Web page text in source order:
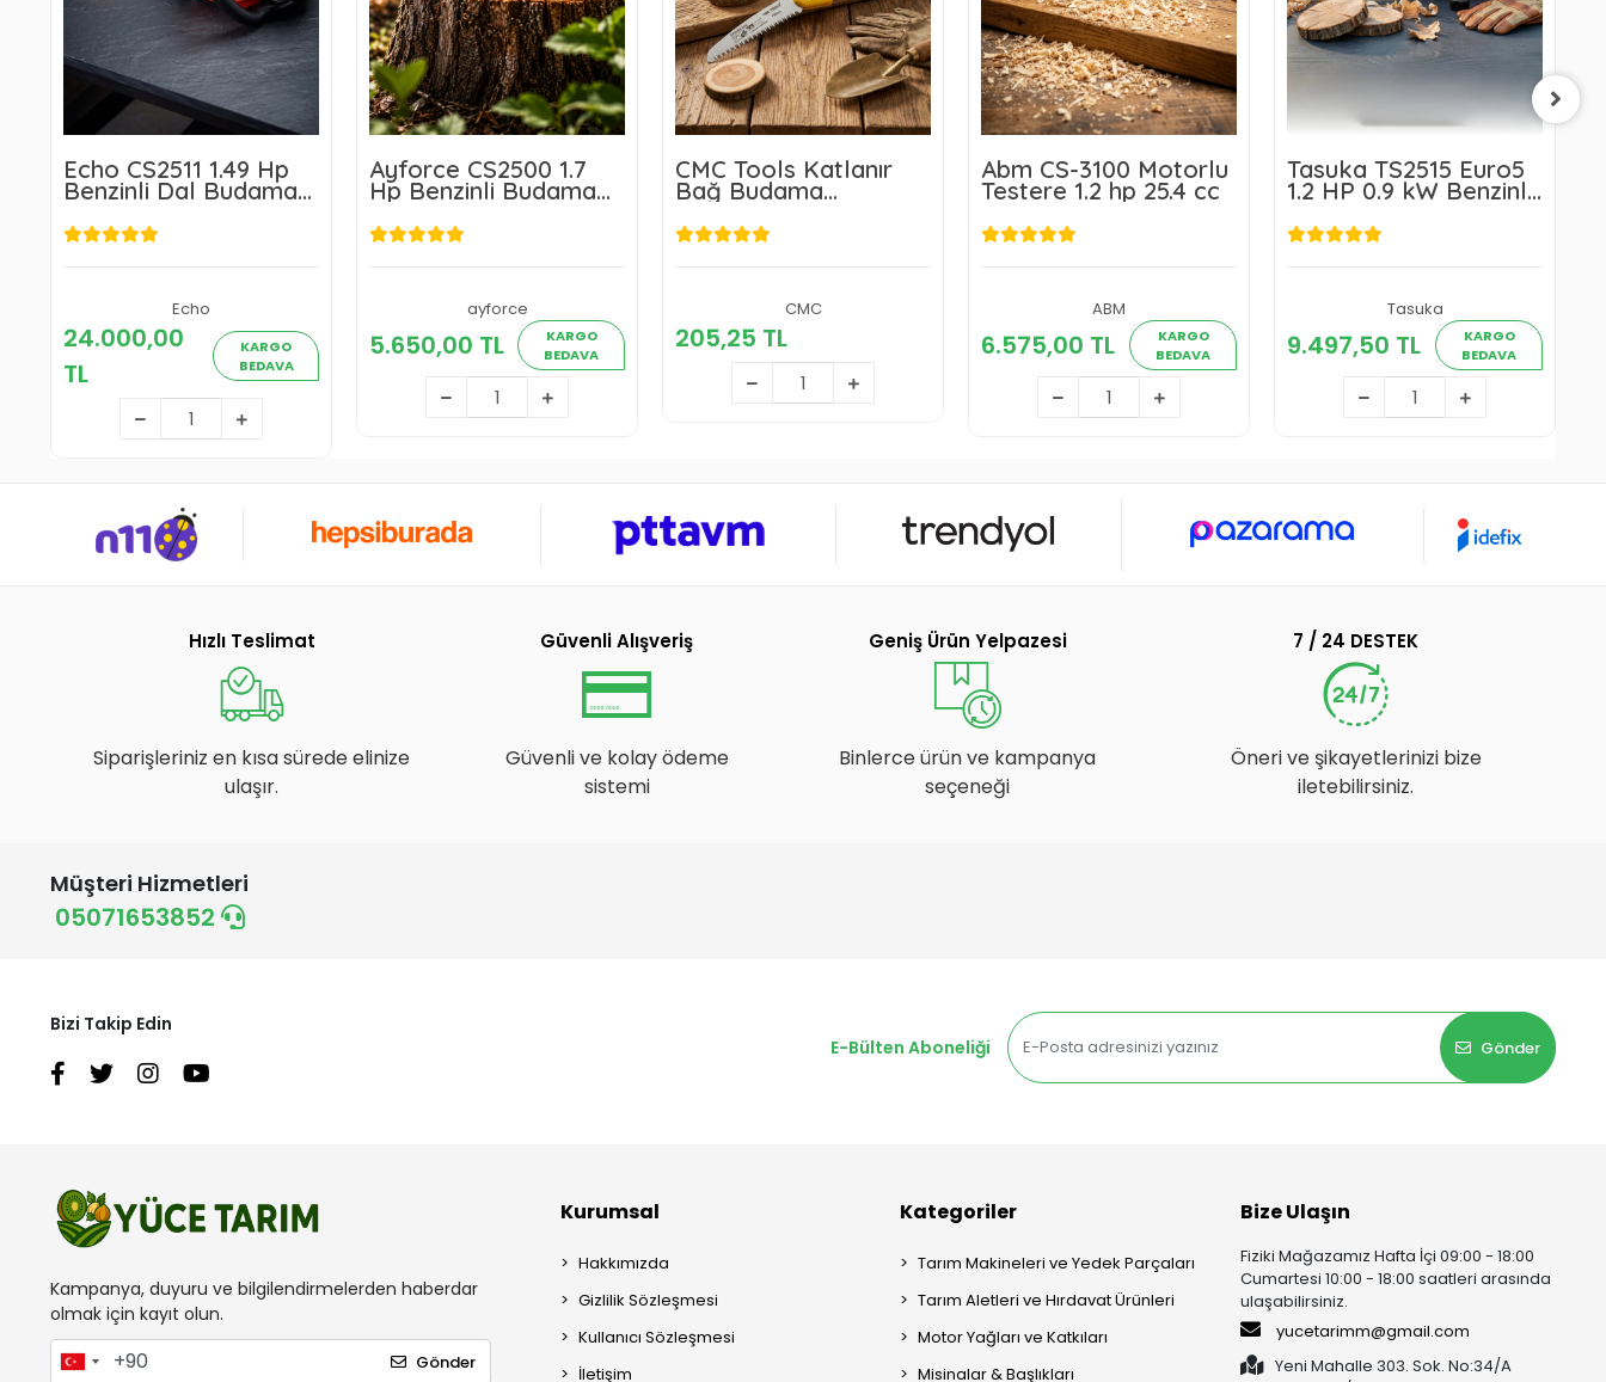
Echo CS2511 1.49 Hp
Benzinli Dal Budama
Echo
24.000,00
TL
KARGO
BEDAVA
24.000,00 TL
Sepete Ekle
Ayforce CS2500 1.7
Hp Benzinli Budama
Testeresi
ayforce
5.650,00 TL
KARGO
BEDAVA
5.650,00 TL
Sepete Ekle
CMC Tools Katlanır
Bağ Budama
Testeresi
CMC
205,25 TL
205,25 TL
Sepete Ekle
Abm CS-3100 Motorlu
Testere 1.2 hp 25.4 cc
ABM
6.575,00 TL
KARGO
BEDAVA
6.575,00 TL
Sepete Ekle
Tasuka TS2515 Euro5
1.2 HP 0.9 kW Benzinli
Tasuka
9.497,50 TL
KARGO
BEDAVA
9.497,50 TL
Sepete Ekle
Hızlı Teslimat
Siparişleriniz en kısa sürede elinize
ulaşır.
Güvenli Alışveriş
Güvenli ve kolay ödeme
sistemi
Geniş Ürün Yelpazesi
Binlerce ürün ve kampanya
seçeneği
7 / 24 DESTEK
Öneri ve şikayetlerinizi bize
iletebilirsiniz.
Müşteri Hizmetleri
05071653852
Bizi Takip Edin
E-Bülten Aboneliği
Gönder
Kampanya, duyuru ve bilgilendirmelerden haberdar
olmak için kayıt olun.
Gönder
Kurumsal
Hakkımızda
Gizlilik Sözleşmesi
Kullanıcı Sözleşmesi
İletişim
Kategoriler
Tarım Makineleri ve Yedek Parçaları
Tarım Aletleri ve Hırdavat Ürünleri
Motor Yağları ve Katkıları
Misinalar & Başlıkları
Bize Ulaşın
Fiziki Mağazamız Hafta İçi 09:00 - 18:00
Cumartesi 10:00 - 18:00 saatleri arasında
ulaşabilirsiniz.
yucetarimm@gmail.com
Yeni Mahalle 303. Sok. No:34/A